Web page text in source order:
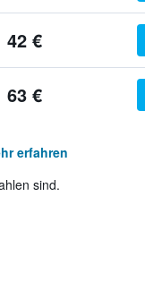
42 €
63 €
erfahren
sind.